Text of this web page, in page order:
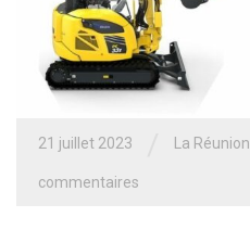
21 juillet 2023 La Réunion
commentaires